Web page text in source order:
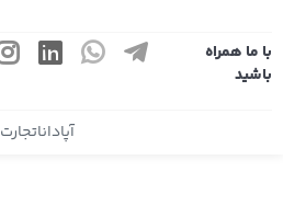
با ما همراه
باشید
آپاداناتجارت